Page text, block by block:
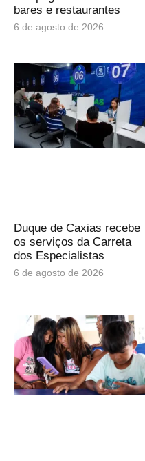
bares e restaurantes
6 de agosto de 2026
Duque de Caxias recebe
os serviços da Carreta
dos Especialistas
6 de agosto de 2026